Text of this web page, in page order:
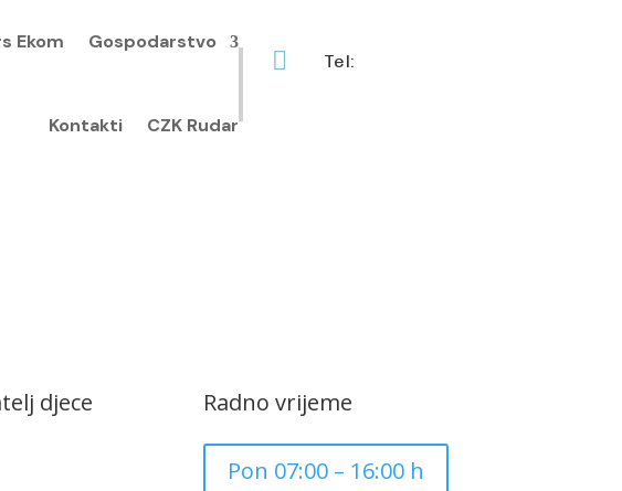
Ekom Gospodarstvo
Kontakti CZK Rudar
 Tel:
djece Radno vrijeme
Pon 07:00 – 16:00 h